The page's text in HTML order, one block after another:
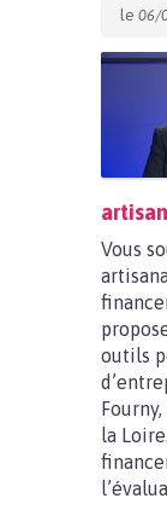
le 06/
Vous
outils
la